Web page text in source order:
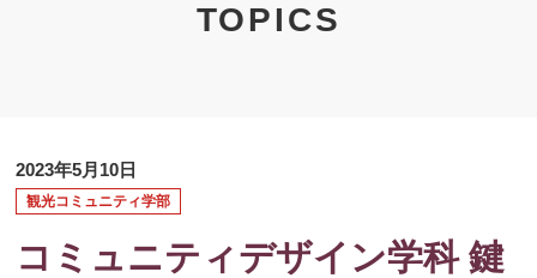
TOPICS
2023年5月10日
観光コミュニティ学部
コミュニティデザイン学科 鍵